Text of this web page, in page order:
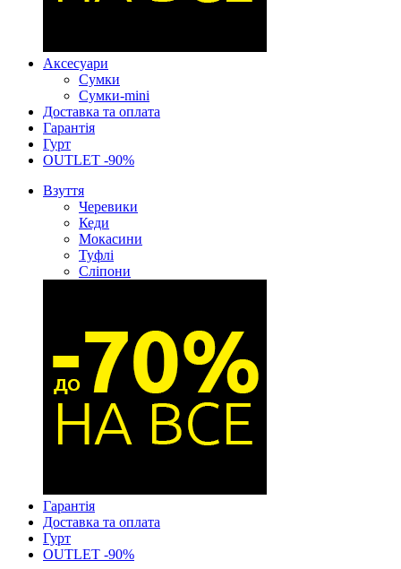
Аксесуари
Сумки
Сумки-mini
Доставка та оплата
Гарантія
Гурт
OUTLET -90%
Взуття
Черевики
Кеди
Мокасини
Туфлі
Сліпони
Гарантія
Доставка та оплата
Гурт
OUTLET -90%